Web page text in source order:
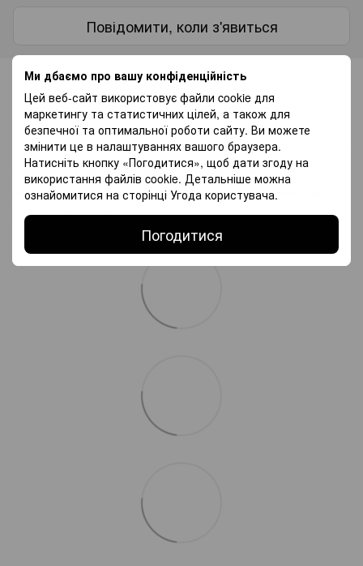
Ми дбаємо про вашу конфіденційність
Цей веб-сайт використовує файли cookie для
маркетингу та статистичних цілей, а також для
безпечної та оптимальної роботи сайту. Ви можете
змінити це в налаштуваннях вашого браузера.
Натисніть кнопку «Погодитися», щоб дати згоду на
використання файлів cookie. Детальніше можна
ознайомитися на сторінці Угода користувача.
Погодитися
Повідомити, коли з'явиться
До обраного
Доставка Оплата Гарантія
Самовивіз з нашого магазину — безкоштовно.
«Нововю поштою» по Україні — за тарифами перевізника.
Більше інформації про доставку